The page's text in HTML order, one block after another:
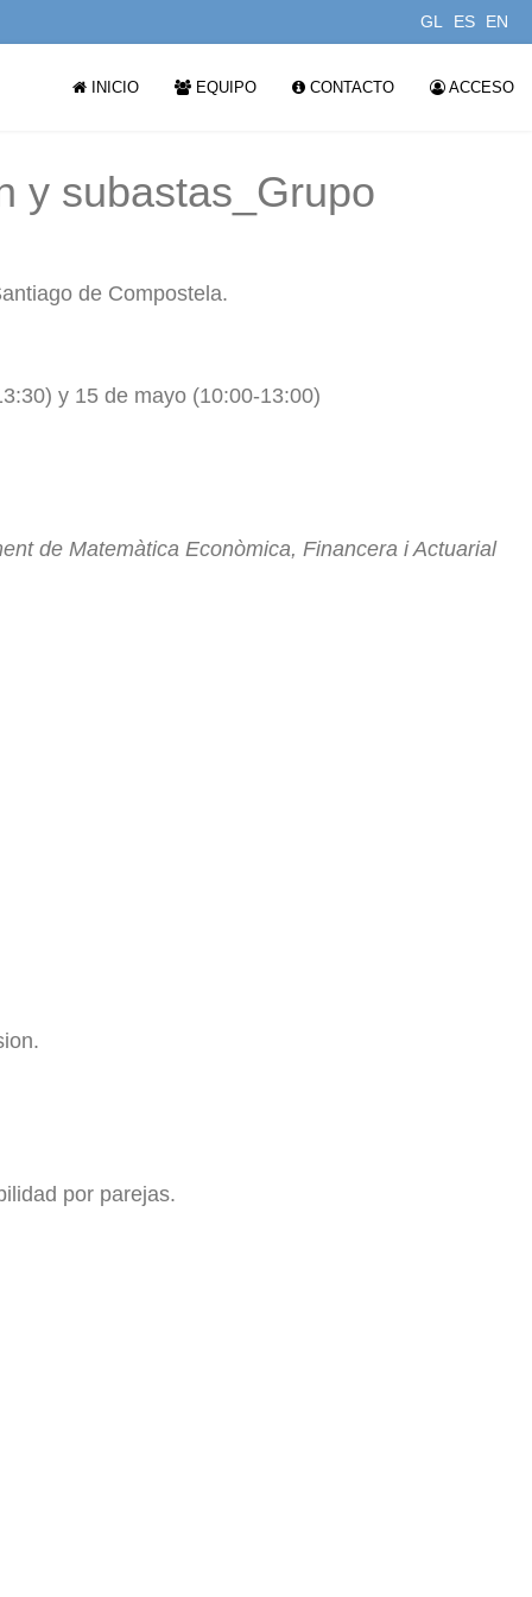
GL ES EN
INICIO EQUIPO CONTACTO ACCESO
y subastas_Grupo
de Compostela.
y 15 de mayo (10:00-13:00)
de Matemàtica Econòmica, Financera i Actuarial
por parejas.